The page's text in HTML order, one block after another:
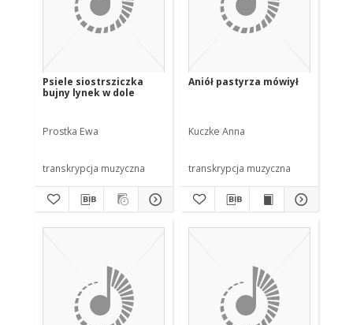
Psiele siostrsziczka
bujny lynek w dole
Prostka Ewa
transkrypcja muzyczna
Aniół pastyrza mówiył
Kuczke Anna
transkrypcja muzyczna